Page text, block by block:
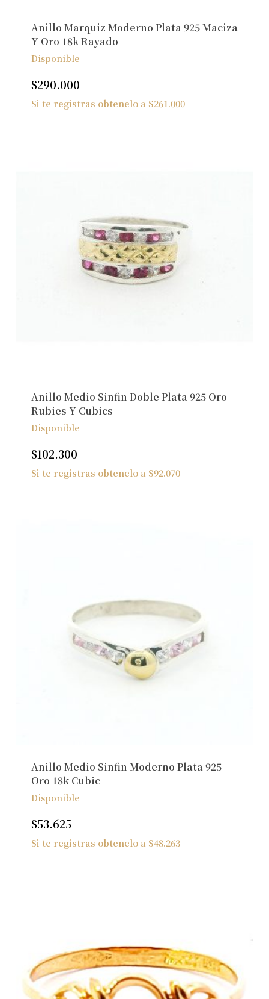
Anillo Marquiz Moderno Plata 925 Maciza
Y Oro 18k Rayado
Disponible
$290.000
Si te registras obtenelo a $261.000
Anillo Medio Sinfin Doble Plata 925 Oro
Rubies Y Cubics
Disponible
$102.300
Si te registras obtenelo a $92.070
Anillo Medio Sinfin Moderno Plata 925
Oro 18k Cubic
Disponible
$53.625
Si te registras obtenelo a $48.263